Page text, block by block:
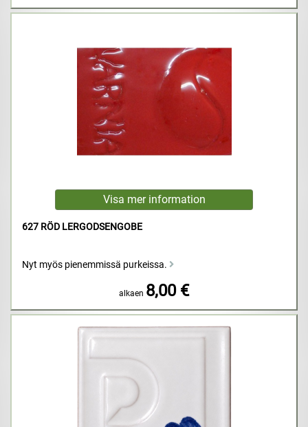
627 RÖD LERGODSENGOBE
Nyt myös pienemmissä purkeissa.
alkaen 8,00 €